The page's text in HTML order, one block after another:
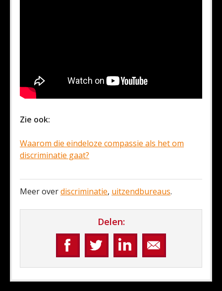
Zie ook:
Waarom die eindeloze compassie als het om
discriminatie gaat?
Meer overdiscriminatie, uitzendbureaus.
Delen: